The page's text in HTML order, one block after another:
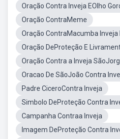
Oração Contra Inveja EOlho
Oração ContraMeme
Oração ContraMacumba Inveja
Oração DeProteção E
Oração Contra a Inveja
Oracao De SãoJoão Contra
Padre CiceroContra Inveja
Simbolo DeProteção Contra
Campanha Contraa Inveja
Imagem DeProteção Contra